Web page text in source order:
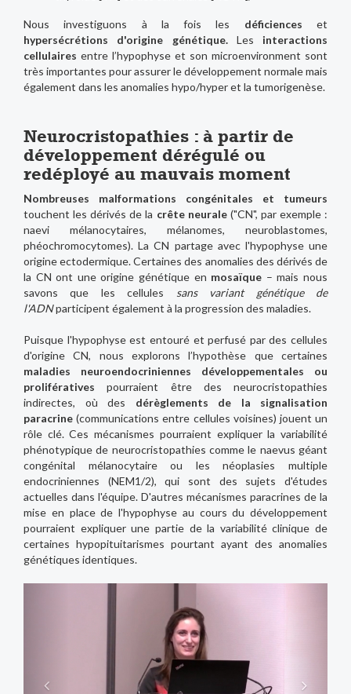
Nous investiguons à la fois les déficienceset
hypersécrétions d'origine génétique. Les interactions
cellulaires entre l’hypophyse et son microenvironment sont
très importantes pour assurer le développement normale mais
également dans les anomalies hypo/hyper et la tumorigenèse.
Neurocristopathies : à partir de
développement dérégulé ou
redéployé au mauvais moment
Nombreuses malformations congénitales et tumeurs
touchent les dérivés de la crête neurale("CN", par exemple :
naevi mélanocytaires, mélanomes, neuroblastomes,
phéochromocytomes). La CN partage avec l'hypophyse une
origine ectodermique. Certaines des anomalies des dérivés de
la CN ont une origine génétique en mosaïque – mais nous
savons que les cellules sans variant génétique de
l'ADNparticipent également à la progression des maladies.
Puisque l'hypophyse est entouré et perfusé par des cellules
d'origine CN, nous explorons l’hypothèse que certaines
maladies neuroendocriniennes développementales ou
prolifératives pourraient être des neurocristopathies
indirectes, où des dérèglements de la signalisation
paracrine (communications entre cellules voisines) jouent un
rôle clé. Ces mécanismes pourraient expliquer la variabilité
phénotypique de neurocristopathies comme le naevus géant
congénital mélanocytaire ou les néoplasies multiple
endocriniennes (NEM1/2), qui sont des sujets d'études
actuelles dans l'équipe. D'autres mécanismes paracrines de la
mise en place de l'hypophyse au cours du développement
pourraient expliquer une partie de la variabilité clinique de
certaines hypopituitarismes pourtant ayant des anomalies
génétiques identiques.